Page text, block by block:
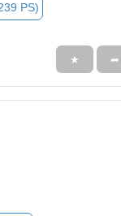
PS)
★ ➦